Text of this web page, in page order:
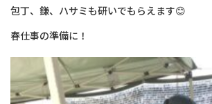
包丁、鎌、ハサミも研いでもらえます😊
春仕事の準備に！